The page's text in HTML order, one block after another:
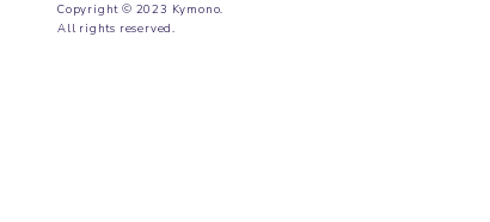
Copyright © 2023 Kymono.
All rights reserved.